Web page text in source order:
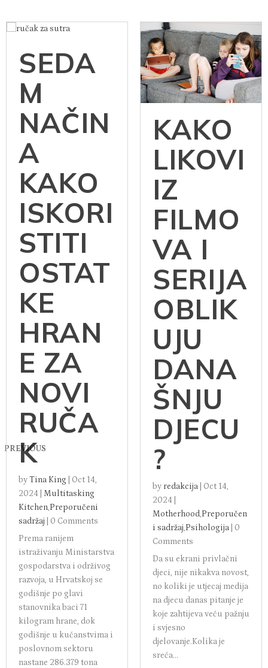
PREVIOUS
SEDA
M
NAČIN
A
KAKO
ISKORI
STITI
OSTAT
KE
HRAN
E ZA
NOVI
RUČA
K
byTina King
Oct 14,
2024
Multitasking
Kitchen,Preporučeni
sadržaj
0 Comments
Prema ranijem
istraživanju Ministarstva
gospodarstva i održivog
razvoja, u Hrvatskoj se
godišnje po glavi
stanovnika baci 71
kilogram hrane, dok
godišnje u kućanstvima i
poslovnom sektoru
nastane 286.379 tona
KAKO
LIKOVI
IZ
FILMO
VA I
SERIJA
OBLIK
UJU
DANA
ŠNJU
DJECU
?
by redakcija
Oct 14,
2024
Motherhood,Preporučen
i sadržaj,Psihologija
0
Comments
Da su ekrani privlačni
djeci, nije nikakva novost,
no koliki je utjecaj medija
na djecu danas pitanje je
koje zahtijeva veću pažnju
i svjesno
djelovanje.Kolika je
sreća...